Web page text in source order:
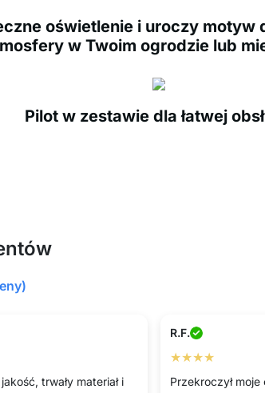
oświetlenie i uroczy motyw
w Twoim ogrodzie lub
Pilot w zestawie dla łatwej
trwały materiał i
R.F.
★★★★
Przekroczył